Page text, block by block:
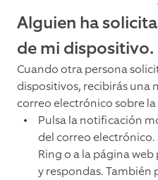
Alguien ha
de mi dispositivo.
Cuando otra persona
dispositivos, recibirás una
correo electrónico sobre
Pulsa la notificación
del correo electrónico.
Ring o a la página
y respondas. También